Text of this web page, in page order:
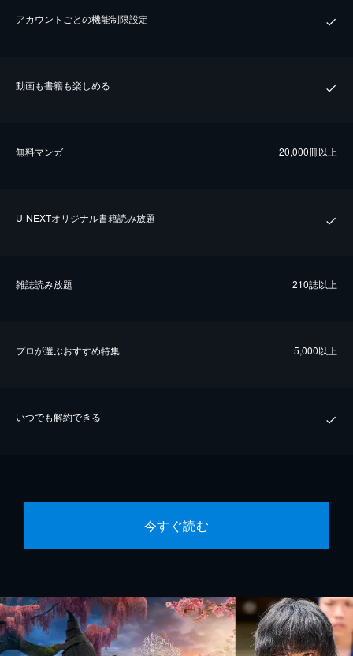
アカウントごとの機能制限設定
動画も書籍も楽しめる
無料マンガ 20,000冊以上
U-NEXTオリジナル書籍読み放題
雑誌読み放題 210誌以上
プロが選ぶおすすめ特集 5,000以上
いつでも解約できる
今すぐ読む